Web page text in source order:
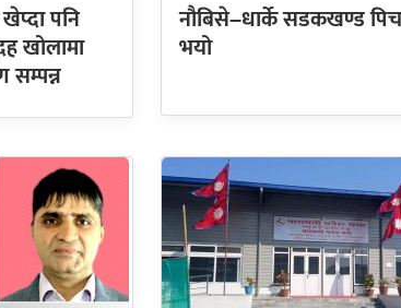
पनि
खोलामा
सम्पन्न
नौबिसे–धार्के सडकखण्ड
भयो